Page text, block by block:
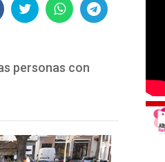
personas con